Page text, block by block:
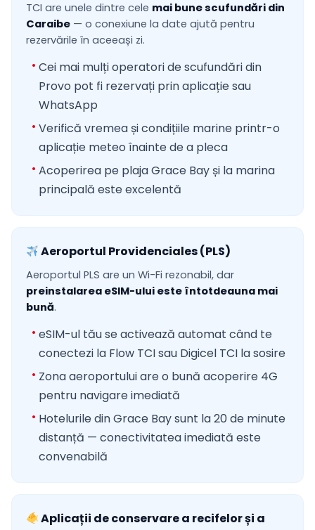
TCI are unele dintre cele mai bune scufundări din
Caraibe — o conexiune la date ajută pentru
rezervările în aceeași zi.
Cei mai mulți operatori de scufundări din
Provo pot fi rezervați prin aplicație sau
WhatsApp
Verifică vremea și condițiile marine printr-o
aplicație meteo înainte de a pleca
Acoperirea pe plaja Grace Bay și la marina
principală este excelentă
Aeroportul Providenciales (PLS)
Aeroportul PLS are un Wi-Fi rezonabil, dar
preinstalarea eSIM-ului este întotdeauna mai
bună.
eSIM-ul tău se activează automat când te
conectezi la Flow TCI sau Digicel TCI la sosire
Zona aeroportului are o bună acoperire 4G
pentru navigare imediată
Hotelurile din Grace Bay sunt la 20 de minute
distanță — conectivitatea imediată este
convenabilă
Aplicații de conservare a recifelor și a